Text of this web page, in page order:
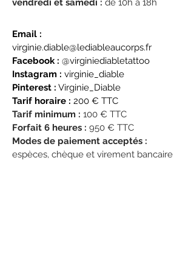
vendredi et samedi : de 10h à 18h
Email :
virginie.diable@lediableaucorps.fr
Facebook : @virginiediabletattoo
Instagram : virginie_diable
Pinterest : Virginie_Diable
Tarif horaire : 200 € TTC
Tarif minimum : 100 € TTC
Forfait 6 heures : 950 € TTC
Modes de paiement acceptés :
espèces, chèque et virement bancaire